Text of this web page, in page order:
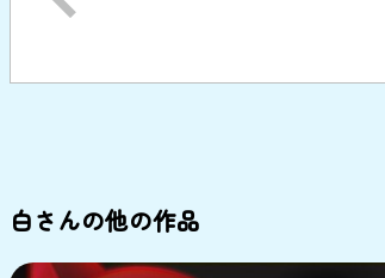
白さんの他の作品